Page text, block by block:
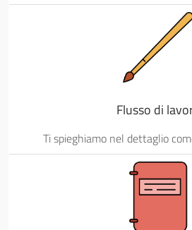
Flusso di
Ti spieghiamo nel dettaglio